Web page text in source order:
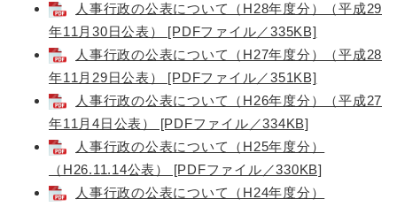
人事行政の公表について（H28年度分）（平成29
年11月30日公表） [PDFファイル／335KB]
人事行政の公表について（H27年度分）（平成28
年11月29日公表） [PDFファイル／351KB]
人事行政の公表について（H26年度分）（平成27
年11月4日公表） [PDFファイル／334KB]
人事行政の公表について（H25年度分）
（H26.11.14公表） [PDFファイル／330KB]
人事行政の公表について（H24年度分）